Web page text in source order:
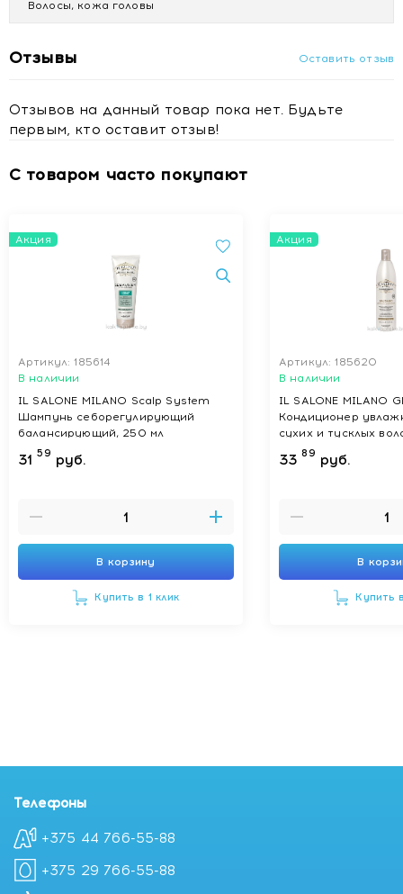
Купить IL SALONE MILANO Multi-Benefit Treatment
Несмываемый мульти-функциональный спрей 12-в-1 для
Волосы, кожа головы
Отзывы Оставить отзыв
Отзывов на данный товар пока нет. Будьте
первым, кто оставит отзыв!
С товаром часто покупают
Акция
Артикул: 185614
В наличии
IL SALONE MILANO Scalp System
Шампунь себорегулирующий
балансирующий, 250 мл
31 59 руб.
В корзину
Купить в 1 клик
Акция
Артикул: 185620
В наличии
IL SALONE MILANO
Кондиционер
сухих и тусклых
33 89 руб.
В
Купить
Телефоны
+375 44 766-55-88
+375 29 766-55-88